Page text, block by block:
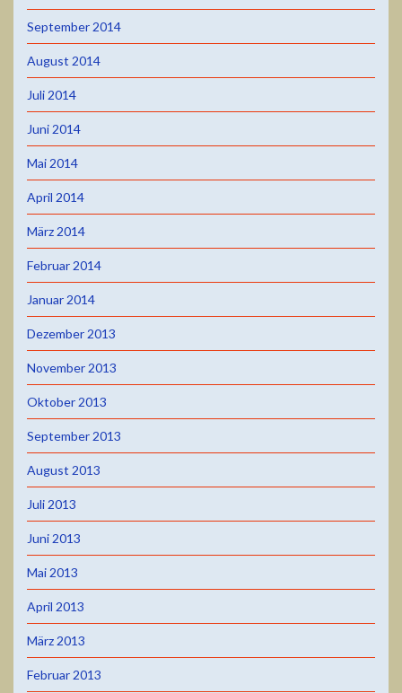
September 2014
August 2014
Juli 2014
Juni 2014
Mai 2014
April 2014
März 2014
Februar 2014
Januar 2014
Dezember 2013
November 2013
Oktober 2013
September 2013
August 2013
Juli 2013
Juni 2013
Mai 2013
April 2013
März 2013
Februar 2013